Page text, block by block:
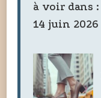
à voir dans :
14 juin 2026